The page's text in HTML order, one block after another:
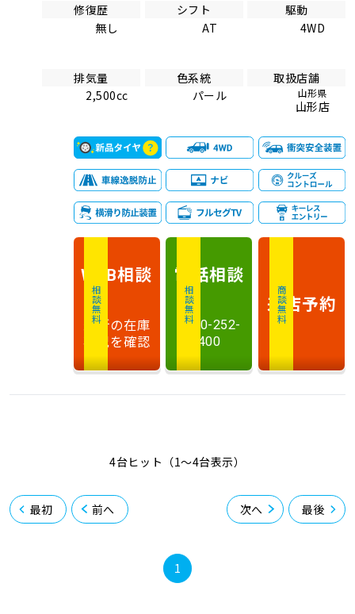
修復歴
無し
シフト
AT
駆動
4WD
排気量
2,500cc
色系統
パール
取扱店舗
山形県
山形店
相談無料
WEB相談
最新の在庫
状況を確認
相談無料
電話相談
0120-252-
400
商談無料
来店予約
4台ヒット（1〜4台表示）
最初 前へ
1
次へ 最後